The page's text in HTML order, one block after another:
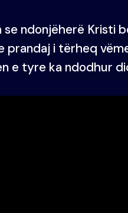
se ndonjëherë Kristi
prandaj i tërheq
e tyre ka ndodhur